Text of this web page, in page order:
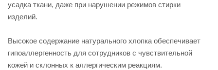
усадка ткани, даже при нарушении режимов стирки
изделий.
Высокое содержание натурального хлопка обеспечивает
гипоаллергенность для сотрудников с чувствительной
кожей и склонных к аллергическим реакциям.